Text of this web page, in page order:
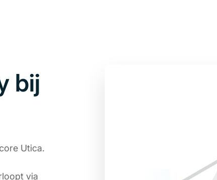
bij
Utica.
via